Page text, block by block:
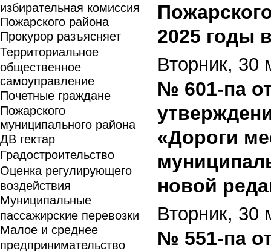
избирательная комиссия
Пожарского района
Прокурор разъясняет
Территориальное
общественное
самоуправление
Почетные граждане
Пожарского
муниципального района
ДВ гектар
Градостроительство
Оценка регулирующего
воздействия
Муниципальные
пассажирские перевозки
Малое и среднее
предпринимательство
2025 годы
Вторник, 30
№ 601-па
«Дороги
новой
Вторник, 30
№ 551-па